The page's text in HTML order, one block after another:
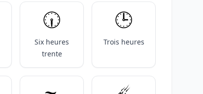
🕡️
Six heures
trente
🕒️
Trois heures